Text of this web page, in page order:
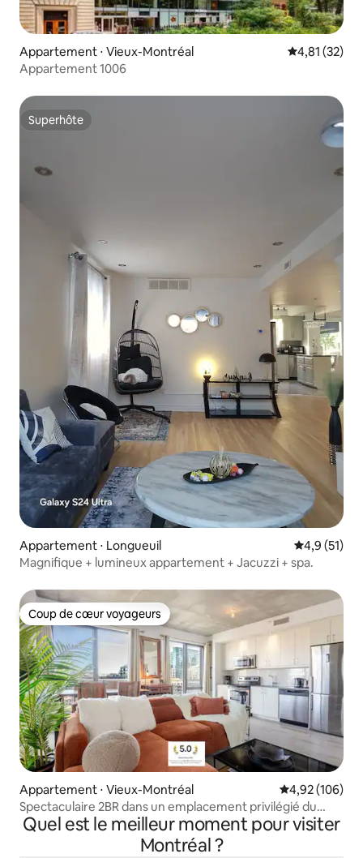
Appartement ⋅ Vieux-Montréal Évaluation
4,81 (32)
Appartement 1006
Superhôte
Superhôte
Appartement ⋅ Longueuil Évaluation
4,9 (51)
Magnifique + lumineux appartement + Jacuzzi + spa.
Coup de cœur voyageurs
Coup de cœur voyageurs
Appartement ⋅ Vieux-Montréal Évaluation
4,92 (106)
Spectaculaire 2BR dans un emplacement privilégié du
centre-ville
Quel est le meilleur moment pour visiter
Montréal ?